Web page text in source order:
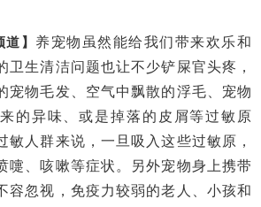
】 养宠物虽然能给我们带来欢乐和
卫生清洁问题也让不少铲屎官头疼，
宠物毛发、空气中飘散的浮毛、宠物
的异味、或是掉落的皮屑等过敏原
敏人群来说，一旦吸入这些过敏原，
嚏、咳嗽等症状。另外宠物身上携带
容忽视，免疫力较弱的老人、小孩和